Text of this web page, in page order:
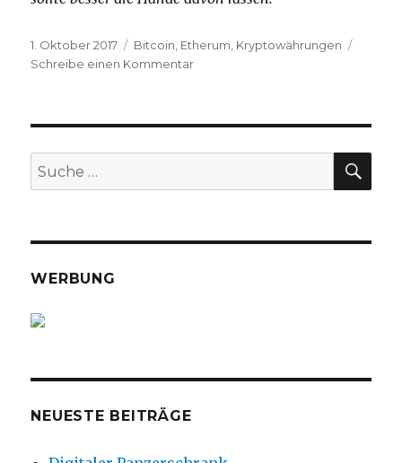
Veröffentlicht
am
1. Oktober 2017 Kategorien
Bitcoin Etherum Kryptowährungen
Schreibe einen Kommentar
Suche
nach:
WERBUNG
NEUESTE BEITRÄGE